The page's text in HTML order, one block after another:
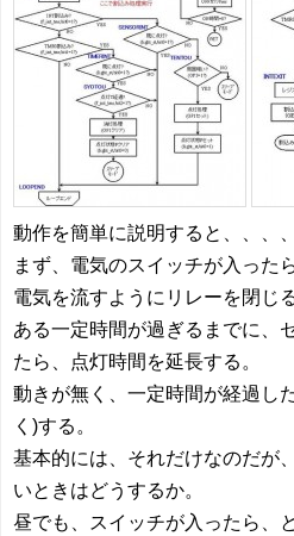
動作を簡単に説明すると、、、、
まず、電気のスイッチが入った
電気を流すようにリレーを閉じ
ある一定時間が過ぎるまでに、
たら、点灯時間を延長する。
動きが無く、一定時間が経過し
く)する。
基本的には、それだけなのだが
いときはどうするか。
昼でも、スイッチが入ったら、